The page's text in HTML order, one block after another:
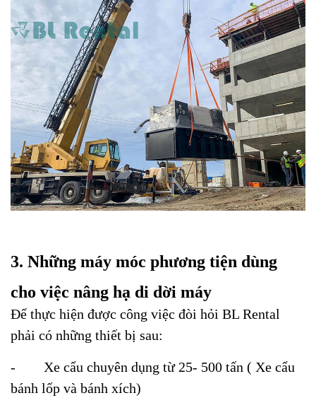
3. Những máy móc phương tiện dùng
cho việc nâng hạ di dời máy
Để thực hiện được công việc đòi hỏi BL Rental
phải có những thiết bị sau:
- Xe cẩu chuyên dụng từ 25- 500 tấn ( Xe cẩu
bánh lốp và bánh xích)